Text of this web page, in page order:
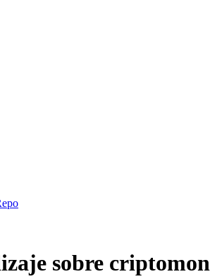
sobre